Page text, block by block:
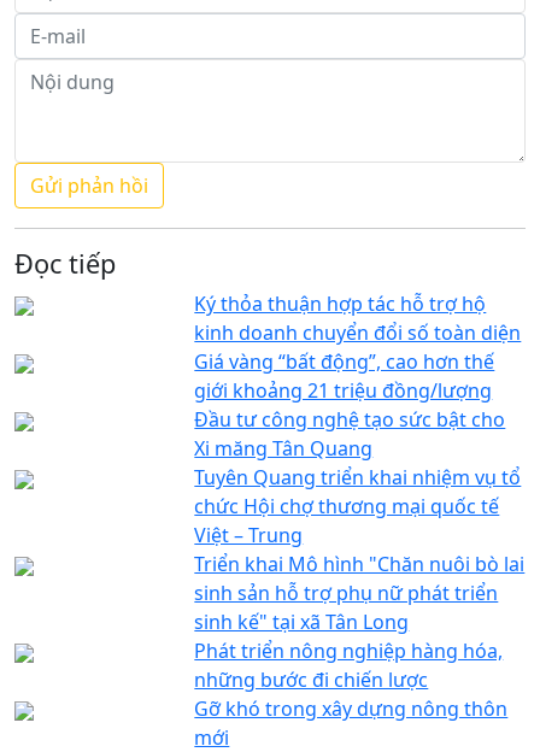
Đọc tiếp
Ký thỏa thuận hợp tác hỗ trợ hộ
kinh doanh chuyển đổi số toàn diện
Giá vàng “bất động”, cao hơn thế
giới khoảng 21 triệu đồng/lượng
Đầu tư công nghệ tạo sức bật cho
Xi măng Tân Quang
Tuyên Quang triển khai nhiệm vụ tổ
chức Hội chợ thương mại quốc tế
Việt – Trung
Triển khai Mô hình "Chăn nuôi bò lai
sinh sản hỗ trợ phụ nữ phát triển
sinh kế" tại xã Tân Long
Phát triển nông nghiệp hàng hóa,
những bước đi chiến lược
Gỡ khó trong xây dựng nông thôn
mới